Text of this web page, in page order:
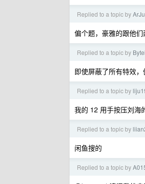
Replied to a topic by
偏个题，豪雅的跟他
Replied to a topic by
即使屏蔽了所有特效
Replied to a topic by
我的 12 用手按压刘海
Replied to a topic by
闲鱼搜的
Replied to a topic by